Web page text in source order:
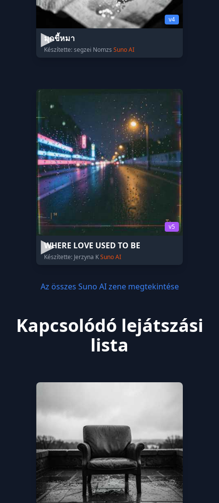
v4
มุกขี้หมา
Készítette: segzei Nomzs Suno AI
v5
WHERE LOVE USED TO BE
Készítette: Jerzyna KSuno AI
Az összes Suno AI zene megtekintése
Kapcsolódó lejátszási
lista